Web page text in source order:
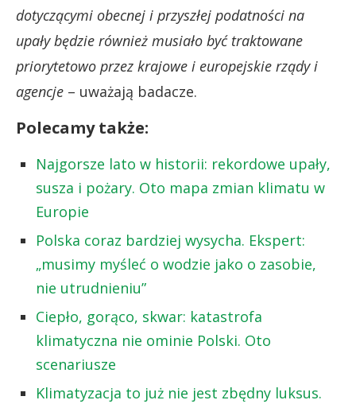
dotyczącymi obecnej i przyszłej podatności na
upały będzie również musiało być traktowane
priorytetowo przez krajowe i europejskie rządy i
agencje – uważają badacze.
Polecamy także:
Najgorsze lato w historii: rekordowe upały,
susza i pożary. Oto mapa zmian klimatu w
Europie
Polska coraz bardziej wysycha. Ekspert:
„musimy myśleć o wodzie jako o zasobie,
nie utrudnieniu”
Ciepło, gorąco, skwar: katastrofa
klimatyczna nie ominie Polski. Oto
scenariusze
Klimatyzacja to już nie jest zbędny luksus.